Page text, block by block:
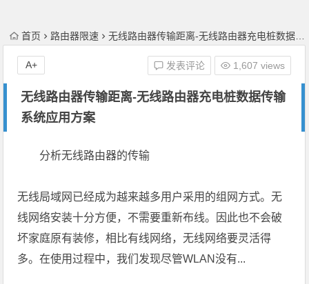
首页 路由器限速 无线路由器传输距离-无线路由器充电桩数据传输系统应用方案
无线路由器传输距离-无线路由器充电桩数据传输
系统应用方案
发表评论 1,607 views
A+
分析无线路由器的传输
无线局域网已经成为越来越多用户采用的组网方式。无
线网络安装十分方便，不需要重新布线。因此也不会破
坏家庭原有装修，相比有线网络，无线网络要灵活得
多。在使用过程中，我们发现尽管WLAN没有...